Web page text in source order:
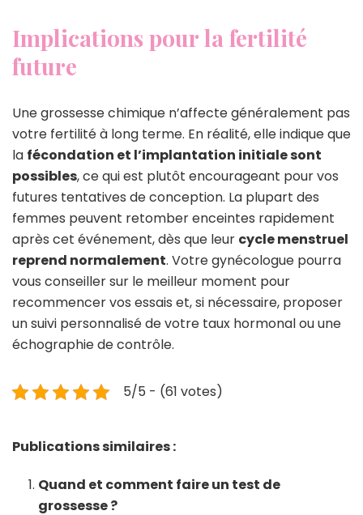
Implications pour la fertilité
future
Une grossesse chimique n’affecte généralement pas
votre fertilité à long terme. En réalité, elle indique que
la fécondation et l’implantation initiale sont
possibles, ce qui est plutôt encourageant pour vos
futures tentatives de conception. La plupart des
femmes peuvent retomber enceintes rapidement
après cet événement, dès que leur cycle menstruel
reprend normalement. Votre gynécologue pourra
vous conseiller sur le meilleur moment pour
recommencer vos essais et, si nécessaire, proposer
un suivi personnalisé de votre taux hormonal ou une
échographie de contrôle.
5/5 - (61 votes)
Publications similaires :
Quand et comment faire un test de
grossesse ?